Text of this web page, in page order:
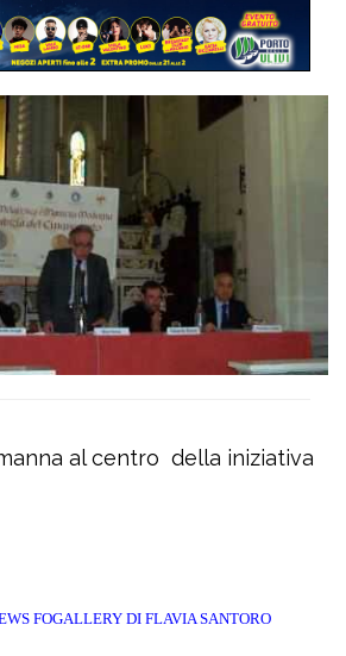
al centro della iniziativa
FOGALLERY DI FLAVIA SANTORO